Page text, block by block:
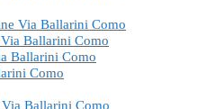
Via Ballarini Como
Ballarini Como
Ballarini Como
Como
Ballarini Como